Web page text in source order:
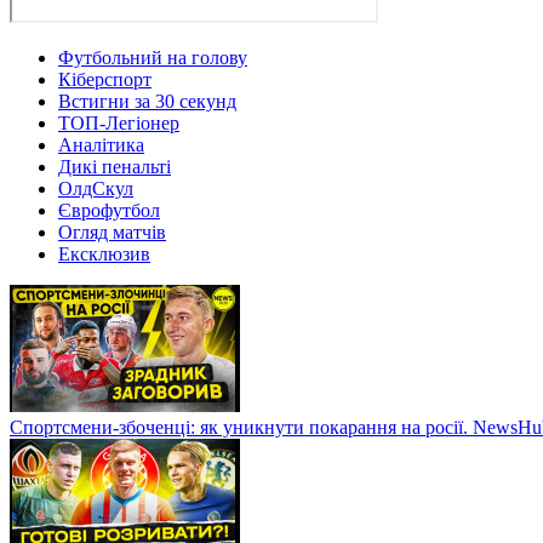
Футбольний на голову
Кіберспорт
Встигни за 30 секунд
ТОП-Легіонер
Аналітика
Дикі пенальті
ОлдСкул
Єврофутбол
Огляд матчів
Ексклюзив
Спортсмени-збоченці: як уникнути покарання на росії.